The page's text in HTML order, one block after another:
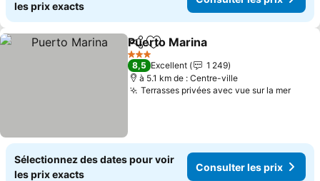
les prix exacts
PartagerAjouter à mes favoris
Puerto Marina
3 Étoiles
8,5 Excellent
1 249
à 5.1 km de : Centre-ville
Terrasses privées avec vue sur la mer
Sélectionnez des dates pour voir
les prix exacts
Consulter les prix